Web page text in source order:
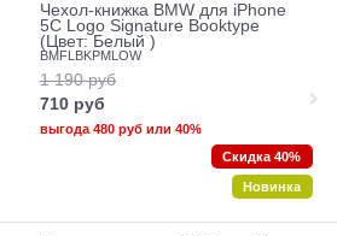
Чехол-книжка BMW для iPhone
5C Logo Signature Booktype
(Цвет: Белый )
BMFLBKPMLOW
1 190 руб
710 руб
выгода 480 рубили 40%
Скидка 40%
Новинка